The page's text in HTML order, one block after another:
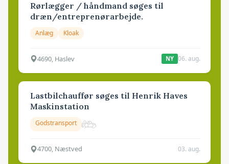
Rørlægger / håndmand søges til
dræn/entreprenørarbejde.
Anlæg Kloak
4690, Haslev NY 06. aug.
Lastbilchauffør søges til Henrik Haves
Maskinstation
Godstransport
4700, Næstved 03. aug.